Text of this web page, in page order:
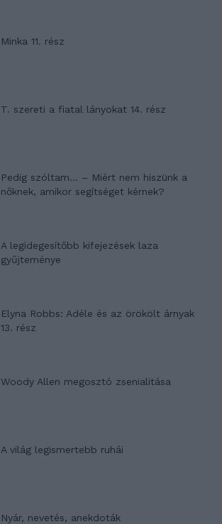
Minka 11. rész
T. szereti a fiatal lányokat 14. rész
Pedig szóltam… – Miért nem hiszünk a
nőknek, amikor segítséget kérnek?
A legidegesítőbb kifejezések laza
gyűjteménye
Elyna Robbs: Adéle és az örökölt árnyak
13. rész
Woody Allen megosztó zsenialitása
A világ legismertebb ruhái
Nyár, nevetés, anekdoták